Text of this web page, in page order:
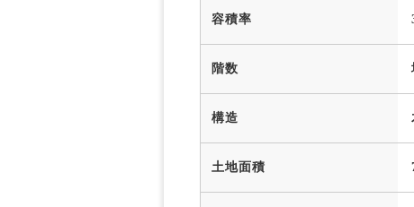
容積率
階数
構造
土地面積